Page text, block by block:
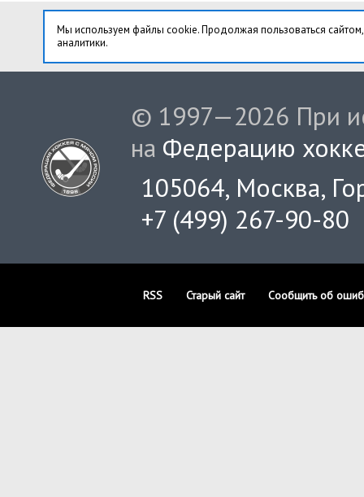
Мы используем файлы cookie. Продолжая пользоваться
аналитики.
© 1997—2026 При
на Федерацию
105064, Москва,
+7 (499) 267-90-80
RSS Старый сайт Сообщить об